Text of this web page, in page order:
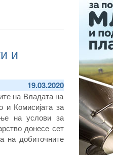
и
19.03.2020
на Владата на
и Комисијата за
на услови за
донесе сет
на добиточните